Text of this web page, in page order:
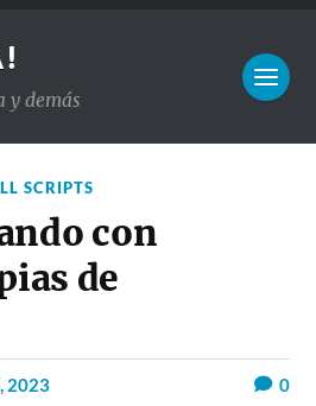
y demás
SCRIPTS
con
de
2023 0